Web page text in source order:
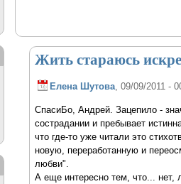
Жить стараюсь
Елена Шутова, 09/09/2011 -
СпасиБо, Андрей. Зацепило -
сострадании и пребывает
что где-то уже читали это
новую, переработанную и
любви".
А еще интересно тем, что... нет,